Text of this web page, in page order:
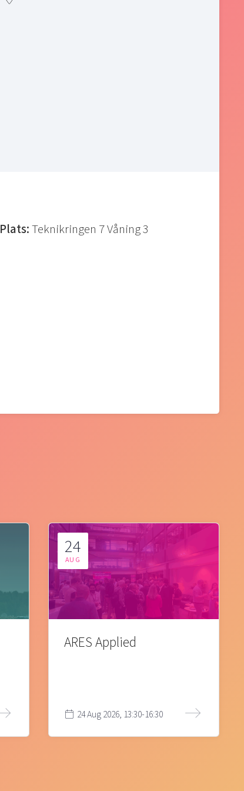
Plats:Teknikringen 7 Våning 3
24
AUG
ARES Applied
24 Aug 2026, 13:30-16:30